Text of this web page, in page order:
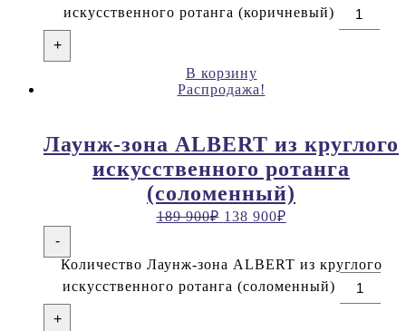
искусственного ротанга (коричневый)
+
В корзину
Распродажа!
Лаунж-зона ALBERT из круглого
искусственного ротанга
(соломенный)
189 900₽ 138 900₽
-
Количество Лаунж-зона ALBERT из круглого
искусственного ротанга (соломенный)
+